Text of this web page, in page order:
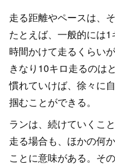
走る距離やペースは、
たとえば、一般的には
時間かけて走るくらい
きなり10キロ走るのは
慣れていけば、徐々に
掴むことができる。
ランは、続けていくこ
走る場合も、ほかの何
ことに意味がある。そ